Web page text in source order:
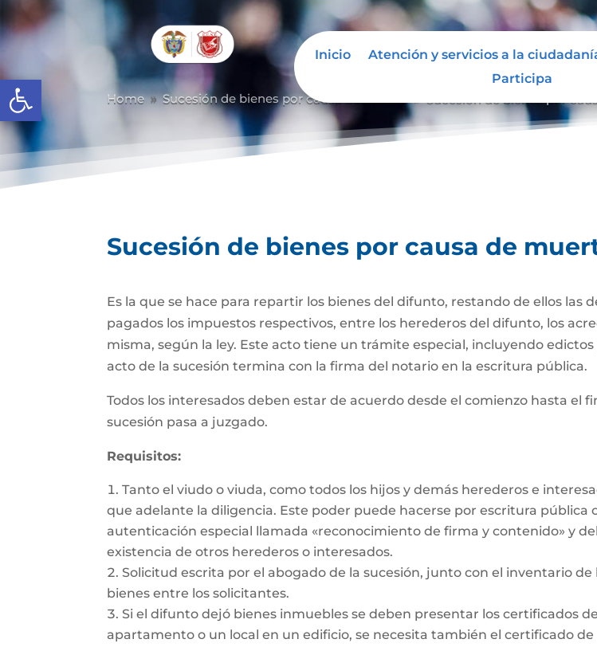
Abrir barra de herramientas
Inicio Atención y servicios a la
Participa
Home 9 Sucesión de bienes por causa de muerte
Sucesión de bienes por causa de
Es la que se hace para repartir los bienes del difunto, restando de ellos las
pagados los impuestos respectivos, entre los herederos del difunto, los
misma, según la ley. Este acto tiene un trámite especial, incluyendo
acto de la sucesión termina con la firma del notario en la escritura pública.
Todos los interesados deben estar de acuerdo desde el comienzo hasta el
sucesión pasa a juzgado.
Requisitos:
Tanto el viudo o viuda, como todos los hijos y demás herederos e
que adelante la diligencia. Este poder puede hacerse por escritura
autenticación especial llamada «reconocimiento de firma y contenido» y
existencia de otros herederos o interesados.
Solicitud escrita por el abogado de la sucesión, junto con el inventario
bienes entre los solicitantes.
Si el difunto dejó bienes inmuebles se deben presentar los certificados
apartamento o un local en un edificio, se necesita también el certificado